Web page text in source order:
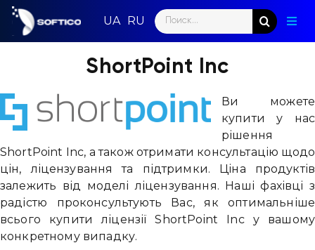
Skip
content
Search
for:
ShortPoint Inc
Ви можете
купити у нас
рішення
ShortPoint Inc, а також отримати консультацію щодо
цін, ліцензування та підтримки. Ціна продуктів
залежить від моделі ліцензування. Наші фахівці з
радістю проконсультують Вас, як оптимальніше
всього купити ліцензії ShortPoint Inc у вашому
конкретному випадку.